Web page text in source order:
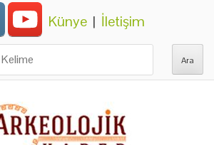
Künye | İletişim